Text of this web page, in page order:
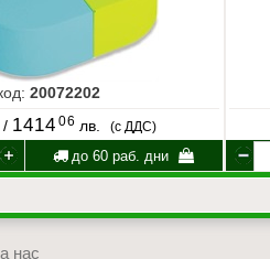
20072202
/ 1414 06 лв. (с ДДС)
до 60 раб. дни
нас